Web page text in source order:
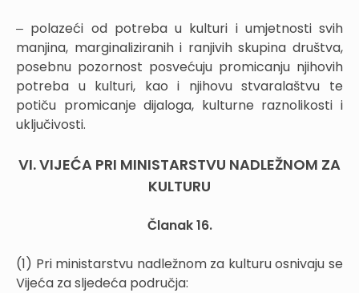
‒ polazeći od potreba u kulturi i umjetnosti svih
manjina, marginaliziranih i ranjivih skupina društva,
posebnu pozornost posvećuju promicanju njihovih
potreba u kulturi, kao i njihovu stvaralaštvu te
potiču promicanje dijaloga, kulturne raznolikosti i
uključivosti.
VI. VIJEĆA PRI MINISTARSTVU NADLEŽNOM ZA
KULTURU
Članak 16.
(1) Pri ministarstvu nadležnom za kulturu osnivaju se
Vijeća za sljedeća područja: